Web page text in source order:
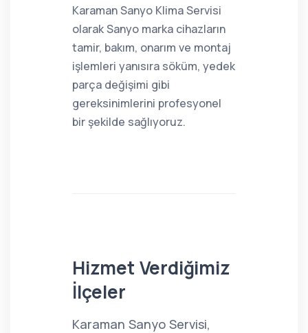
Karaman Sanyo Klima Servisi
olarak Sanyo marka cihazların
tamir, bakım, onarım ve montaj
işlemleri yanısıra söküm, yedek
parça değişimi gibi
gereksinimlerini profesyonel
bir şekilde sağlıyoruz.
Hizmet Verdiğimiz
İlçeler
Karaman Sanyo Servisi,